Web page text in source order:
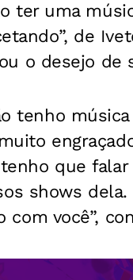
ter uma
de
o desejo de
tenho
que falar
shows
você”,